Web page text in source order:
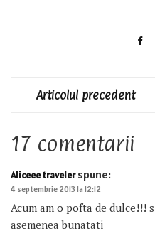
Articolul precedent
17 comentarii
Aliceee traveler spune:
4 septembrie 2013 la 12:12
Acum am o pofta de dulce!!!
asemenea bunatati